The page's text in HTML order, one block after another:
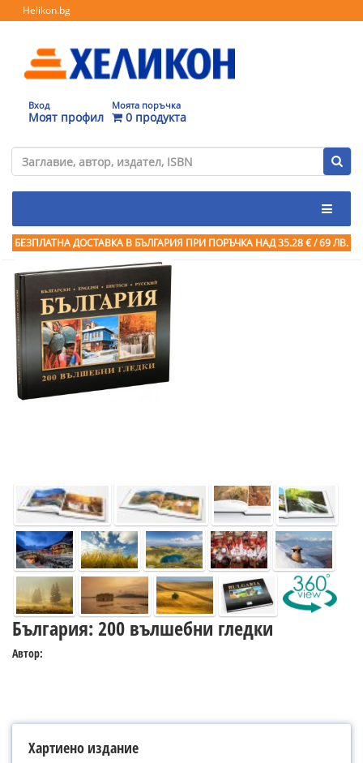
Helikon.bg
Вход
Моят профил
Моята поръчка
0 продукта
БЕЗПЛАТНА ДОСТАВКА В БЪЛГАРИЯ ПРИ ПОРЪЧКА НАД 35.28 € / 69 ЛВ.
България: 200 вълшебни гледки
Автор:
Хартиено издание